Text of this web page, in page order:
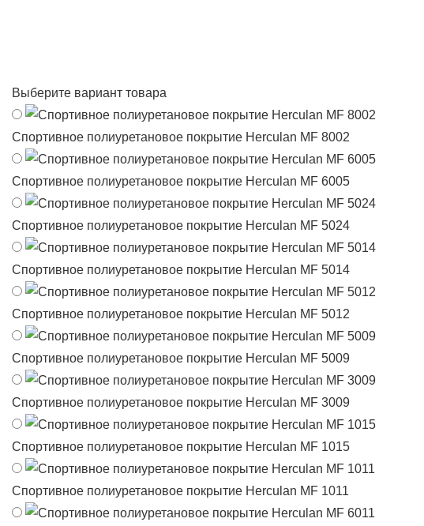
Выберите вариант товара
Спортивное полиуретановое покрытие Herculan MF 8002
Спортивное полиуретановое покрытие Herculan MF 6005
Спортивное полиуретановое покрытие Herculan MF 5024
Спортивное полиуретановое покрытие Herculan MF 5014
Спортивное полиуретановое покрытие Herculan MF 5012
Спортивное полиуретановое покрытие Herculan MF 5009
Спортивное полиуретановое покрытие Herculan MF 3009
Спортивное полиуретановое покрытие Herculan MF 1015
Спортивное полиуретановое покрытие Herculan MF 1011